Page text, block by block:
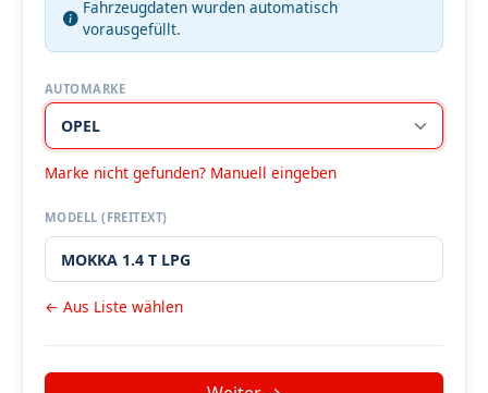
Fahrzeugdaten wurden automatisch
vorausgefüllt.
AUTOMARKE
Marke nicht gefunden? Manuell eingeben
MODELL (FREITEXT)
← Aus Liste wählen